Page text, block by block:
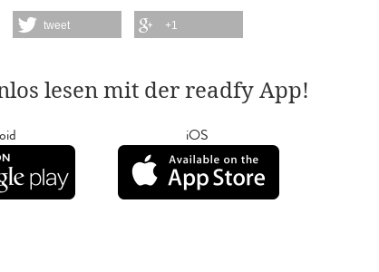
tweet +1
lesen mit der readfy App!
iOS